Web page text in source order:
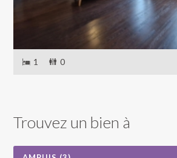
1 0
Trouvez un bien à